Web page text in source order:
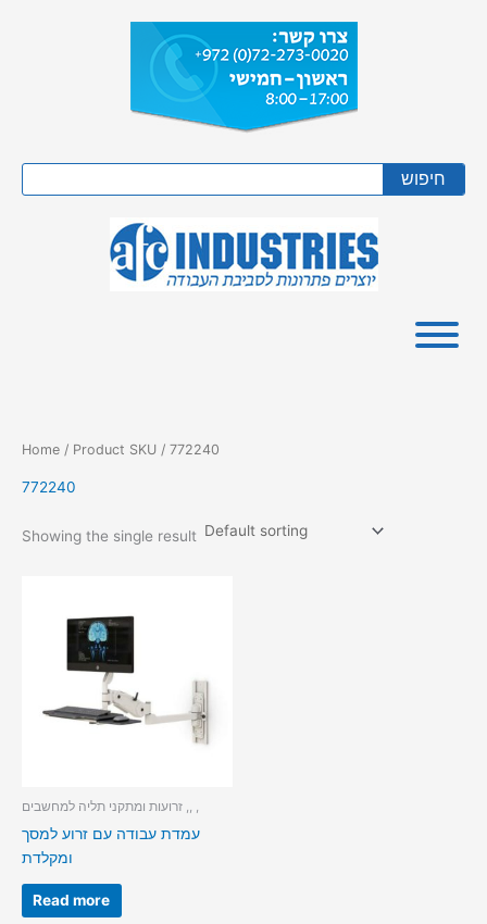
חיפוש
Home / Product SKU / 772240
772240
Showing the single result
זרועות ומתקני תליה למחשבים ,, ,
עמדת עבודה עם זרוע למסך
ומקלדת
Read more